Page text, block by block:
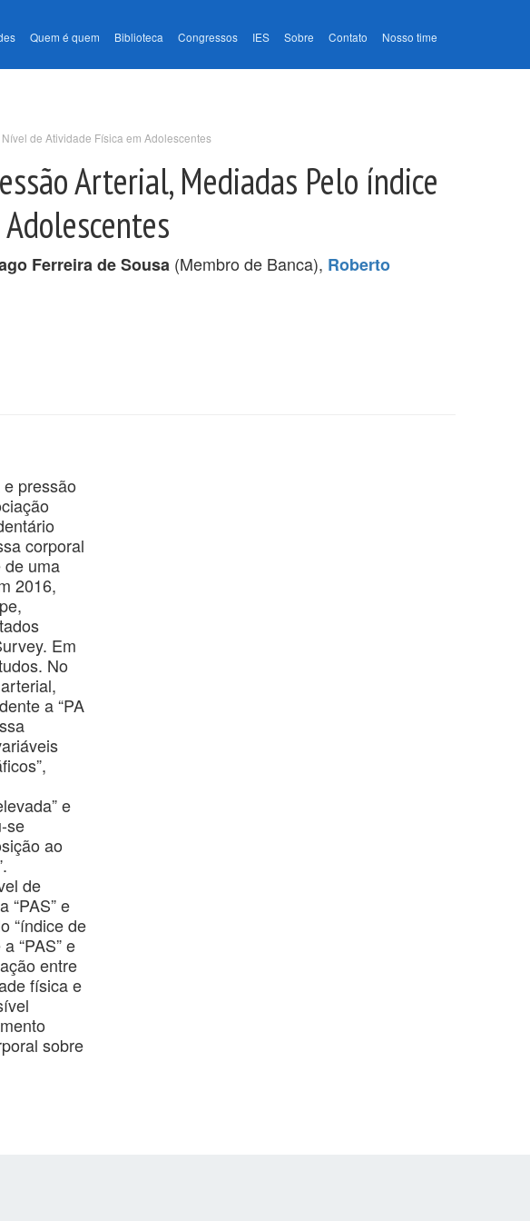
Quem é quem Biblioteca Congressos IES Sobre Contato Nosso time
de Atividade Física em Adolescentes
Arterial, Mediadas Pelo índice
Ferreira de Sousa (Membro de Banca), Roberto
pressão
corporal
de uma
2016,
Em
No
a “PA
e
se
ao
de
“PAS” e
“índice de
“PAS” e
entre
física e
sobre